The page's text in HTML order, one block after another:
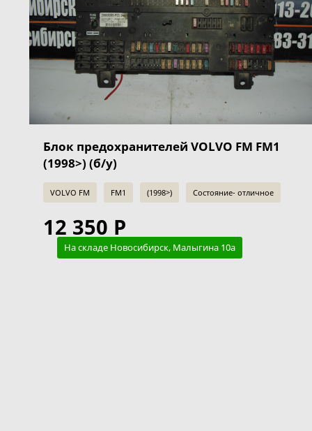
Блок предохранителей VOLVO FM FM1
(1998>) (б/у)
VOLVO FM FM1 (1998>) Состояние- отличное
12 350 Р
На складе Новосибирск, Малыгина 10а